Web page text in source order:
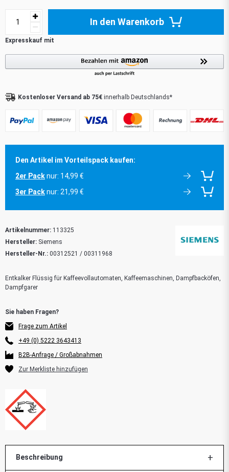
Artikelnummer: 113325
Hersteller: Siemens
Hersteller-Nr.: 00312521 / 00311968
Entkalker Flüssig für Kaffeevollautomaten, Kaffeemaschinen, Dampfbacköfen,
Dampfgarer
Frage zum Artikel
+49 (0) 5222 3643413
B2B-Anfrage / Großabnahmen
In den Warenkorb
Kostenloser Versand ab 75€ innerhalb Deutschlands*
Den Artikel im Vorteilspack kaufen:
2er Packnur: 14,99 €
3er Packnur: 21,99 €
Beschreibung